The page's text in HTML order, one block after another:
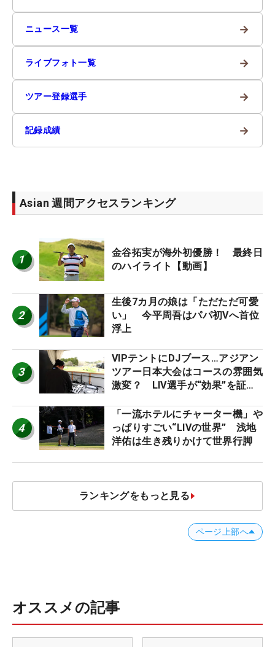
ニュース一覧 →
ライブフォト一覧 →
ツアー登録選手 →
記録成績 →
Asian 週間アクセスランキング
1
金谷拓実が海外初優勝！ 最終日
のハイライト【動画】
2
生後7カ月の娘は「ただただ可愛
い」 今平周吾はパパ初Vへ首位
浮上
3
VIPテントにDJブース…アジアン
ツアー日本大会はコースの雰囲気
激変？ LIV選手が“効果”を証言
4
「一流ホテルにチャーター機」や
っぱりすごい“LIVの世界” 浅地
洋佑は生き残りかけて世界行脚
ランキングをもっと見る
ページ上部へ
オススメの記事